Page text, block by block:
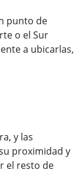
punto de
o el Sur
a ubicarlas,
y las
proximidad y
el resto de